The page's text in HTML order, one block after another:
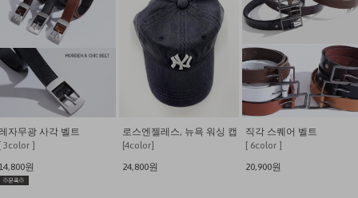
자무광 사각 벨트
3color ]
원
로스엔젤레스, 뉴욕 워싱 캡
[4color]
24,800원
직각 스퀘어 벨트
[ 6color ]
20,900원